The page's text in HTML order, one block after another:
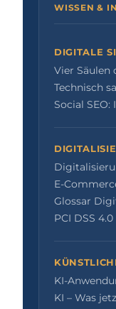
WISSEN &
DIGITALE
Vier Säulen
Technisch
Social SEO:
E-
Glossar
PCI DSS 4.0
KI-
KI – Was